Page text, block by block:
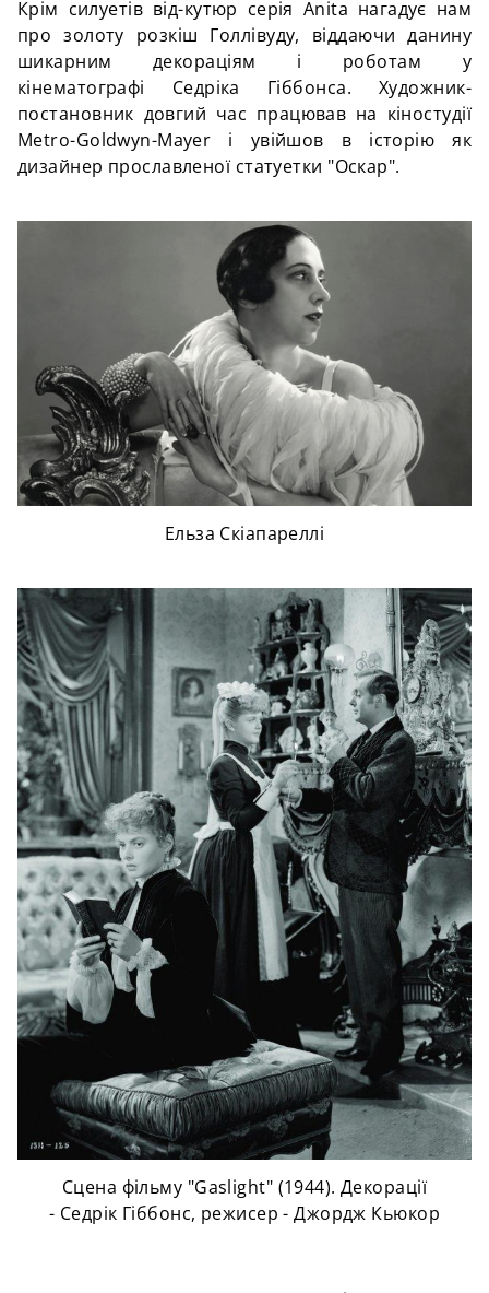
Крім силуетів від-кутюр серія Anita нагадує нам
про золоту розкіш Голлівуду, віддаючи данину
шикарним декораціям і роботам у
кінематографі Седріка Гіббонса. Художник-
постановник довгий час працював на кіностудії
Metro-Goldwyn-Mayer і увійшов в історію як
дизайнер прославленої статуетки "Оскар".
Ельза Скіапареллі
Сцена фільму "Gaslight" (1944). Декорації
- Седрік Гіббонс, режисер -Джордж Кьюкор